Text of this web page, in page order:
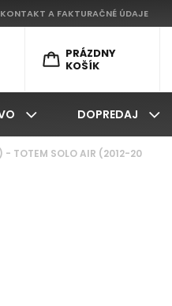
KONTAKT A FAKTURAČNÉ ÚDAJE
PRÁZDNY
KOŠÍK
DOPREDAJ
- TOTEM SOLO AIR (2012-20